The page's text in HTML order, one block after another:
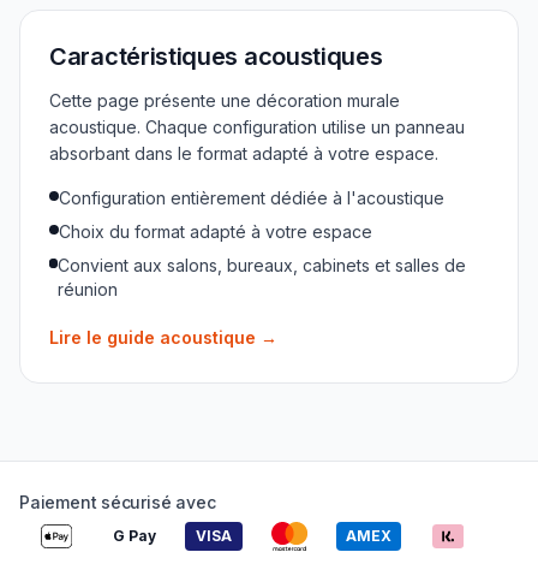
Caractéristiques acoustiques
Cette page présente une décoration murale
acoustique. Chaque configuration utilise un panneau
absorbant dans le format adapté à votre espace.
Configuration entièrement dédiée à l'acoustique
Choix du format adapté à votre espace
Convient aux salons, bureaux, cabinets et salles de
réunion
Lire le guide acoustique →
Paiement sécurisé avec
G Pay VISA AMEX